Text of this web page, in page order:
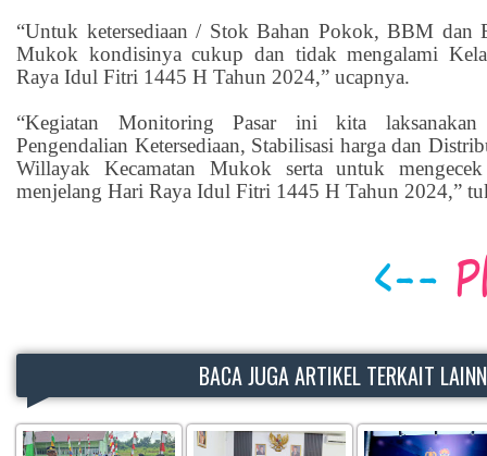
“Untuk ketersediaan / Stok Bahan Pokok, BBM
Mukok kondisinya cukup dan tidak mengalami
Raya Idul Fitri 1445 H Tahun 2024,” ucapnya.
“Kegiatan Monitoring Pasar ini kita
Pengendalian Ketersediaan, Stabilisasi harga dan
Willayak Kecamatan Mukok serta untuk mengecek
menjelang Hari Raya Idul Fitri 1445 H Tahun 2024,”
BACA JUGA ARTIKEL TERKAIT